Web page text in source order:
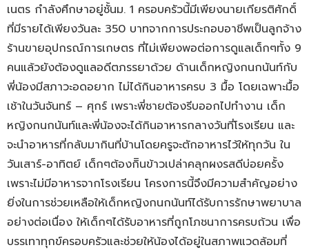
เนตร กำลังศึกษาอยู่ชั้นม. 1 ครอบครัวนี้มีเพียงนายเกียรติศักดิ์
ที่มีรายได้เพียงวันละ 350 บาทจากการประกอบอาชีพเป็นลูกจ้าง
ร้านขายอุปกรณ์การเกษตร ที่ไม่เพียงพอต่อการดูแลเด็กๆทั้ง 9
คนแล้วยังต้องดูแลอดีตภรรยาด้วย ด้านเด็กหญิงกนกนันท์กับ
พี่น้องมีสภาวะอดอยาก ไม่ได้กินอาหารครบ 3 มื้อ โดยเฉพาะมื้อ
เช้าในวันจันทร์ – ศุกร์ เพราะพี่ชายต้องรีบออกไปทำงาน เด็ก
หญิงกนกนันท์และพี่น้องจะได้กินอาหารกลางวันที่โรงเรียน และ
จะนำอาหารที่กลับมากินที่บ้านโดยครูจะตักอาหารไว้ให้ทุกวัน ใน
วันเสาร์-อาทิตย์ เด็กๆต้องกิินข้าวเปล่าคลุกผงรสดีบ่อยครั้ง
เพราะไม่มีอาหารจากโรงเรียน โครงการนี้จึงมีความสำคัญอย่าง
ยิ่งในการช่วยเหลือให้เด็กหญิงกนกนันท์ได้รับการรักษาพยาบาล
อย่างต่อเนื่อง ให้เด็กๆได้รับอาหารที่ถูกโภชนาการครบถ้วน เพื่อ
บรรเทาทุกข์ครอบครัวและช่วยให้น้องได้อยู่ในสภาพแวดล้อมที่